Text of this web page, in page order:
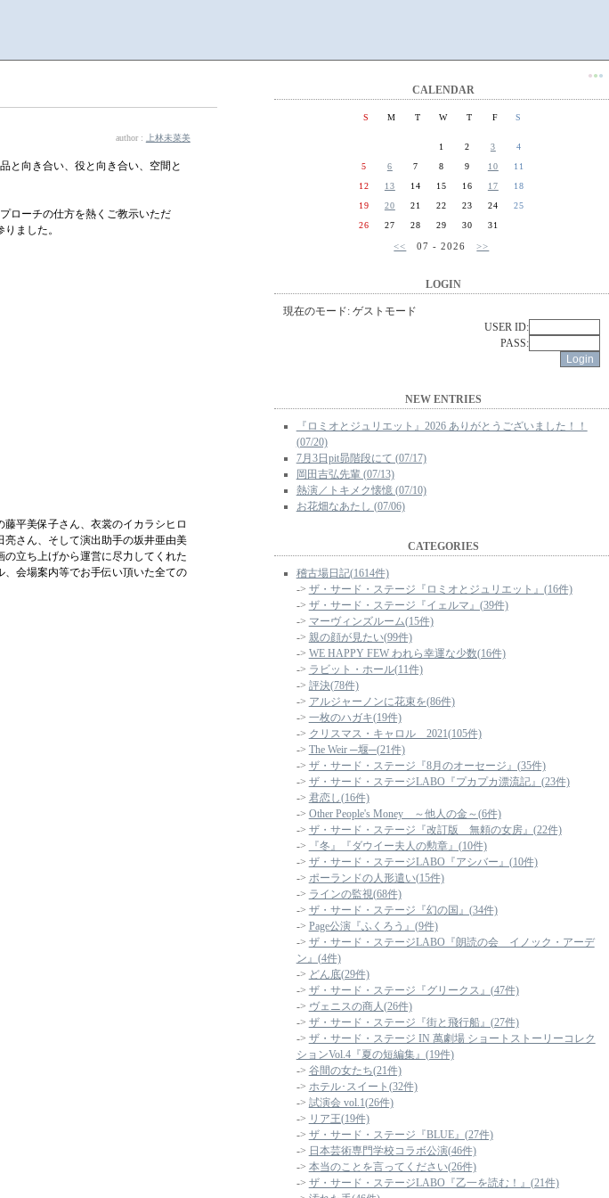
author : 上林未菜美
と向き合い、役と向き合い、空間と
ローチの仕方を熱くご教示いただ
ました。
平美保子さん、衣裳のイカラシヒロ
さん、そして演出助手の坂井亜由美
立ち上げから運営に尽力してくれた
会場案内等でお手伝い頂いた全ての
●●●
CALENDAR
S M T W T F S
1 2 3
4
5
6 7 8 9 10
11
12
13 14 15 16 17
18
19
20 21 22 23 24
25
26
27 28 29 30 31
<< 07 - 2026>>
LOGIN
現在のモード: ゲストモード
USER ID:
PASS:
NEW ENTRIES
『ロミオとジュリエット』2026 ありがとうございました！！
(07/20)
7月3日pit昴階段にて (07/17)
岡田吉弘先輩 (07/13)
熱演／トキメク懐憶 (07/10)
お花畑なあたし (07/06)
CATEGORIES
稽古場日記(1614件)
-> ザ・サード・ステージ『ロミオとジュリエット』(16件)
-> ザ・サード・ステージ『イェルマ』(39件)
-> マーヴィンズルーム(15件)
-> 親の顔が見たい(99件)
-> WE HAPPY FEW われら幸運な少数(16件)
-> ラビット・ホール(11件)
-> 評決(78件)
-> アルジャーノンに花束を(86件)
-> 一枚のハガキ(19件)
-> クリスマス・キャロル 2021(105件)
-> The Weir ─堰─(21件)
-> ザ・サード・ステージ『8月のオーセージ』(35件)
-> ザ・サード・ステージLABO『プカプカ漂流記』(23件)
-> 君恋し(16件)
-> Other People's Money ～他人の金～(6件)
-> ザ・サード・ステージ『改訂版 無頼の女房』(22件)
->
『冬』『ダウイー夫人の勲章』(10件)
-> ザ・サード・ステージLABO『アシバー』(10件)
-> ポーランドの人形遣い(15件)
-> ラインの監視(68件)
-> ザ・サード・ステージ『幻の国』(34件)
-> Page公演『ふくろう』(9件)
-> ザ・サード・ステージLABO『朗読の会 イノック・アーデ
ン』(4件)
-> どん底(29件)
-> ザ・サード・ステージ『グリークス』(47件)
-> ヴェニスの商人(26件)
-> ザ・サード・ステージ『街と飛行船』(27件)
-> ザ・サード・ステージ IN 萬劇場 ショートストーリーコレク
ションVol.4『夏の短編集』(19件)
-> 谷間の女たち(21件)
-> ホテル･スイート(32件)
-> 試演会 vol.1(26件)
-> リア王(19件)
-> ザ・サード・ステージ『BLUE』(27件)
-> 日本芸術専門学校コラボ公演(46件)
-> 本当のことを言ってください(26件)
-> ザ・サード・ステージLABO『乙一を読む！』(21件)